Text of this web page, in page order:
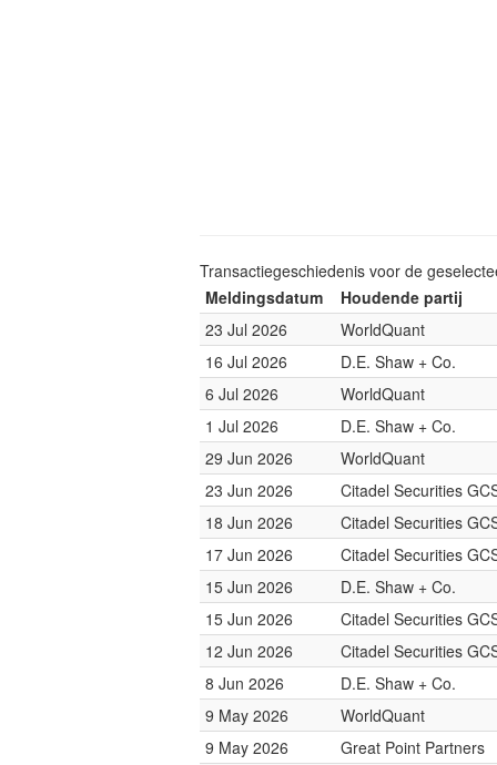
Transactiegeschiedenis voor de
Meldingsdatum
Houdende partij
23 Jul 2026
WorldQuant
16 Jul 2026
D.E. Shaw + Co.
6 Jul 2026
WorldQuant
1 Jul 2026
D.E. Shaw + Co.
29 Jun 2026
WorldQuant
23 Jun 2026
Citadel Securities
18 Jun 2026
Citadel Securities
17 Jun 2026
Citadel Securities
15 Jun 2026
D.E. Shaw + Co.
15 Jun 2026
Citadel Securities
12 Jun 2026
Citadel Securities
8 Jun 2026
D.E. Shaw + Co.
9 May 2026
WorldQuant
9 May 2026
Great Point Partners